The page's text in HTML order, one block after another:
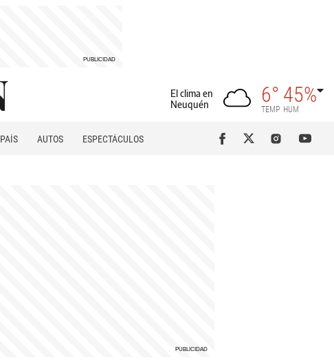
El clima en
Neuquén
6°
TEMP
45%
HUM
PAÍS AUTOS
ESPECTÁCULOS